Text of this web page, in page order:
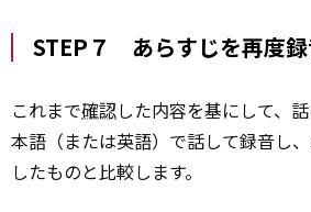
STEP７ あらすじを再度
これまで確認した内容を基にして、
本語（または英語）で話して録音し
したものと比較します。